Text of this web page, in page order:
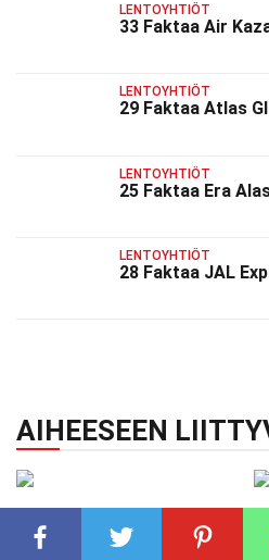
LENTOYHTIÖT
33 Faktaa Air
LENTOYHTIÖT
29 Faktaa Atlas
LENTOYHTIÖT
25 Faktaa Era
LENTOYHTIÖT
28 Faktaa JAL
AIHEESEEN